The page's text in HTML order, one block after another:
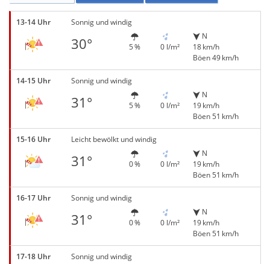
13-14 Uhr Sonnig und windig
30° 5 % 0 l/m²
N
18 km/h
Böen 49 km/h
14-15 Uhr Sonnig und windig
31° 5 % 0 l/m²
N
19 km/h
Böen 51 km/h
15-16 Uhr Leicht bewölkt und windig
31° 0 % 0 l/m²
N
19 km/h
Böen 51 km/h
16-17 Uhr Sonnig und windig
31° 0 % 0 l/m²
N
19 km/h
Böen 51 km/h
17-18 Uhr Sonnig und windig